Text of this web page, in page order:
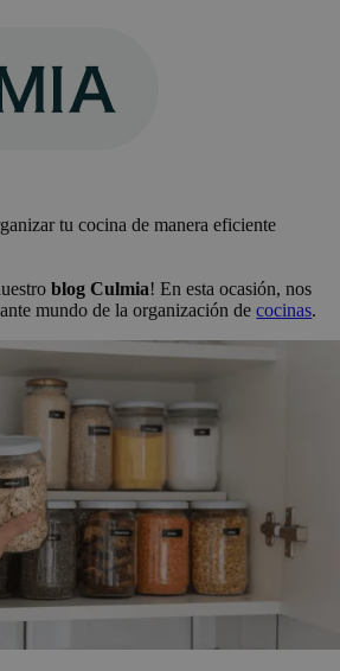
tu cocina de manera eficiente
blog Culmia! En esta ocasión, nos
mundo de la organización decocinas.